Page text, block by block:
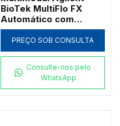
BioTek MultiFlo FX
Automático com
Tecnologia RAD e AMX
PREÇO SOB CONSULTA
Consulte-nos pelo
WhatsApp